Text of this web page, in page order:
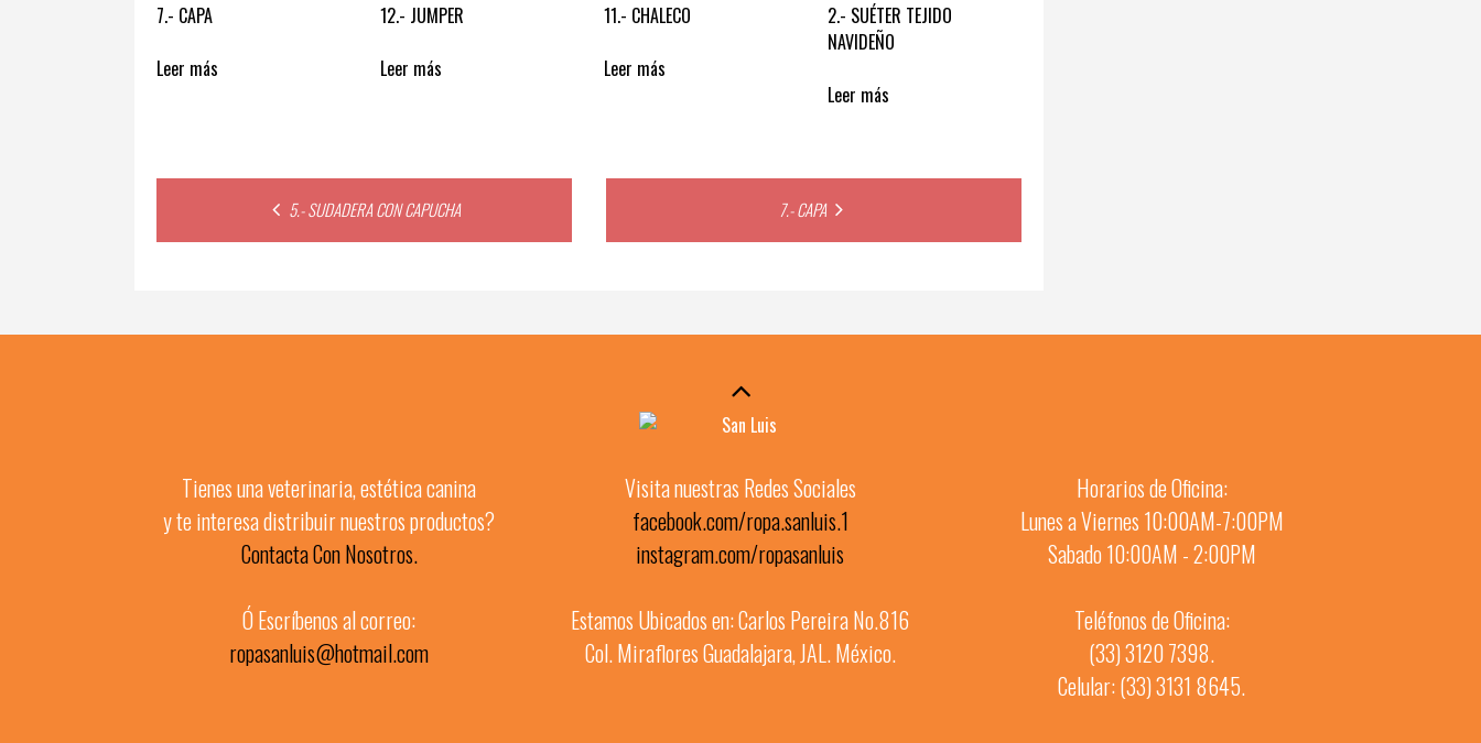
7.- CAPA
Leer más
12.- JUMPER
Leer más
11.- CHALECO
Leer más
2.- SUÉTER TEJIDO
NAVIDEÑO
Leer más
navigation
5.- SUDADERA CON CAPUCHA 7.- CAPA
Tienes una veterinaria, estética canina
y te interesa distribuir nuestros productos?
Contacta Con Nosotros.
Ó Escríbenos al correo:
ropasanluis@hotmail.com
Visita nuestras Redes Sociales
facebook.com/ropa.sanluis.1
instagram.com/ropasanluis
Estamos Ubicados en: Carlos Pereira No.816
Col. Miraflores Guadalajara, JAL. México.
Horarios de Oficina:
Lunes a Viernes 10:00AM-7:00PM
Sabado 10:00AM - 2:00PM
Teléfonos de Oficina:
(33) 3120 7398.
Celular: (33) 3131 8645.